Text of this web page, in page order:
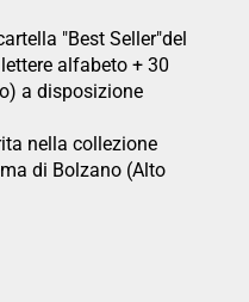
"Best Seller"del
alfabeto + 30
a disposizione
nella collezione
di Bolzano (Alto